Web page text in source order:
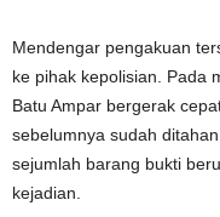
Mendengar pengakuan
ke pihak kepolisian. Pada
Batu Ampar bergerak
sebelumnya sudah
sejumlah barang bukti
kejadian.